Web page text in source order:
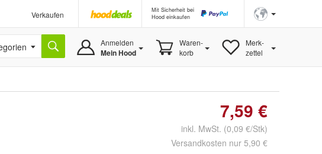
Verkaufen
Mit Sicherheit bei
Hood einkaufen
Anmelden
Mein Hood
Waren-
korb
Merk-
zettel
7,59 €
inkl. MwSt. (0,09 €/Stk)
Versandkosten nur 5,90 €